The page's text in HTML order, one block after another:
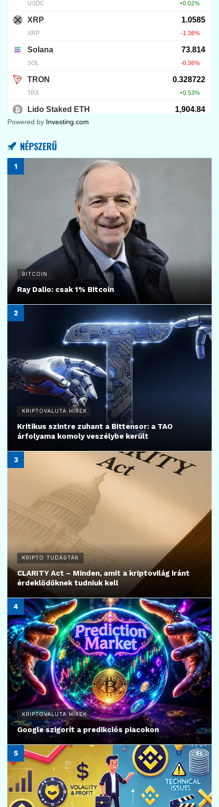
Powered by Investing.com
NÉPSZERŰ
BITCOIN
Ray Dalio: csak 1% Bitcoin
KRIPTOVALUTA HÍREK
Kritikus szintre zuhant a Bittensor: a TAO
árfolyama komoly veszélybe került
KRIPTO TUDÁSTÁR
CLARITY Act – Minden, amit a kriptovilág iránt
érdeklődőknek tudniuk kell
KRIPTOVALUTA HÍREK
Google szigorít a predikciós piacokon